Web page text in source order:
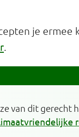
je ermee
van dit gerecht